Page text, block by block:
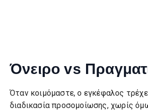
Όνειρο vs
Όταν κοιμόμαστε, ο εγκέφαλος
διαδικασία προσομοίωσης, χωρίς